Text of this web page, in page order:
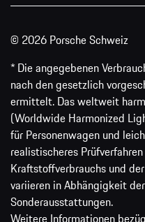
© 2026 Porsche Schweiz
* Die angegebenen
nach den gesetzlich
ermittelt. Das weltweit
(Worldwide Harmonized
für Personenwagen und
realistischeres
Kraftstoffverbrauchs und
variieren in Abhängigkeit
Sonderausstattungen.